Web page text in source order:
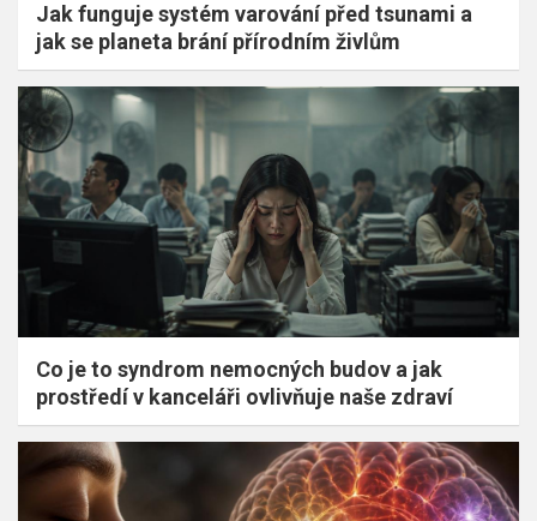
Jak funguje systém varování před tsunami a
jak se planeta brání přírodním živlům
Co je to syndrom nemocných budov a jak
prostředí v kanceláři ovlivňuje naše zdraví